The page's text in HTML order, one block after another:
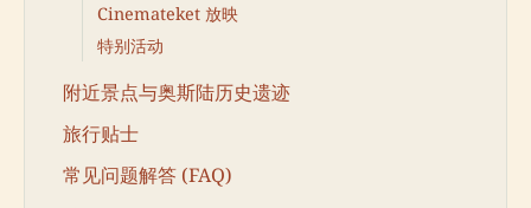
Cinemateket 放映
特别活动
附近景点与奥斯陆历史遗迹
旅行贴士
常见问题解答 (FAQ)